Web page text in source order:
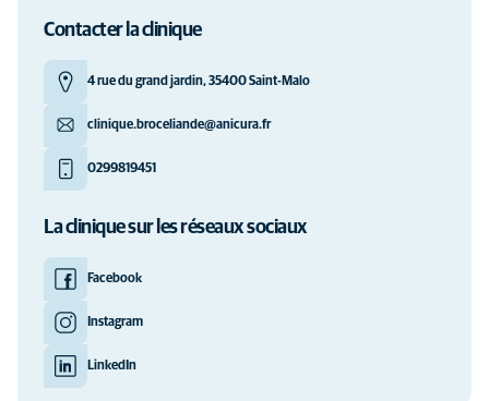
Contacter la clinique
4 rue du grand jardin, 35400 Saint-Malo
clinique.broceliande@anicura.fr
0299819451
La clinique sur les réseaux sociaux
Facebook
Instagram
LinkedIn